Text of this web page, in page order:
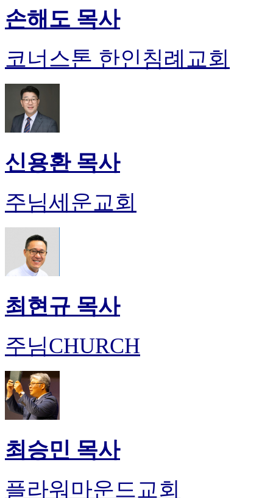
손해도 목사
코너스톤 한인침례교회
신용환 목사
주님세운교회
최현규 목사
주님CHURCH
최승민 목사
플라워마운드교회